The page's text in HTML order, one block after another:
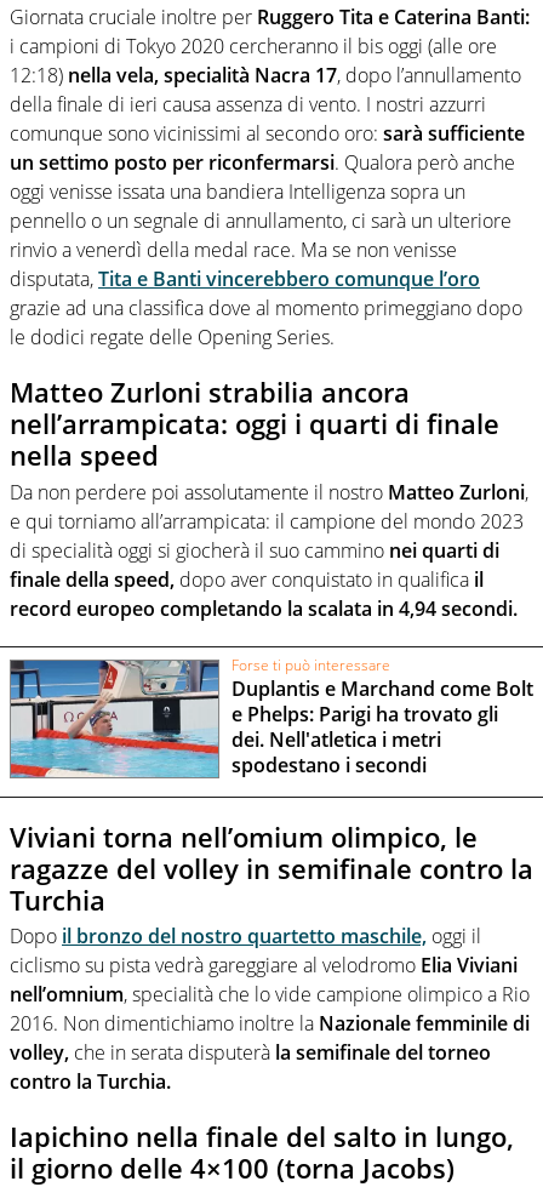
Giornata cruciale inoltre per Ruggero Tita e Caterina Banti:
i campioni di Tokyo 2020 cercheranno il bis oggi (alle ore
12:18) nella vela, specialità Nacra 17, dopo l’annullamento
della finale di ieri causa assenza di vento. I nostri azzurri
comunque sono vicinissimi al secondo oro: sarà sufficiente
un settimo posto per riconfermarsi. Qualora però anche
oggi venisse issata una bandiera Intelligenza sopra un
pennello o un segnale di annullamento, ci sarà un ulteriore
rinvio a venerdì della medal race. Ma se non venisse
disputata,Tita e Banti vincerebbero comunque l’oro
grazie ad una classifica dove al momento primeggiano dopo
le dodici regate delle Opening Series.
Matteo Zurloni strabilia ancora
nell’arrampicata: oggi i quarti di finale
nella speed
Da non perdere poi assolutamente il nostro Matteo Zurloni,
e qui torniamo all’arrampicata: il campione del mondo 2023
di specialità oggi si giocherà il suo cammino nei quarti di
finale della speed, dopo aver conquistato in qualifica il
record europeo completando la scalata in 4,94 secondi.
Forse ti può interessare
Duplantis e Marchand come Bolt
e Phelps: Parigi ha trovato gli
dei. Nell'atletica i metri
spodestano i secondi
Viviani torna nell’omium olimpico, le
ragazze del volley in semifinale contro la
Turchia
Dopo il bronzo del nostro quartetto maschile, oggi il
ciclismo su pista vedrà gareggiare al velodromo Elia Viviani
nell’omnium, specialità che lo vide campione olimpico a Rio
2016. Non dimentichiamo inoltre la Nazionale femminile di
volley, che in serata disputerà la semifinale del torneo
contro la Turchia.
Iapichino nella finale del salto in lungo,
il giorno delle 4×100 (torna Jacobs)